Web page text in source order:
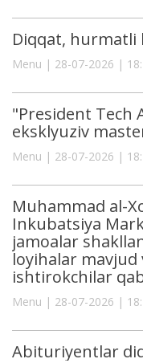
Diqqat, hurmatli
Menu | 28-07-2026 |
"President Tech
eksklyuziv
Menu | 28-07-2026 |
Muhammad al-
Inkubatsiya
jamoalar
loyihalar mavjud
ishtirokchilar
Menu | 28-07-2026 |
Abituriyentlar